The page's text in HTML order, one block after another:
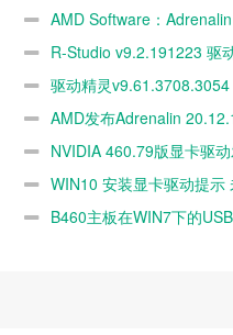
用户对帧率进
行优
AMD Software：
率进行优R-Studio v9.2.191223 驱
驱动精灵
版 AMD发布Adrenalin
博朋克 207
NVIDIA 460.79版显卡驱
2077》WIN10 安装显卡驱动提示
法。B460主板在WIN7下的